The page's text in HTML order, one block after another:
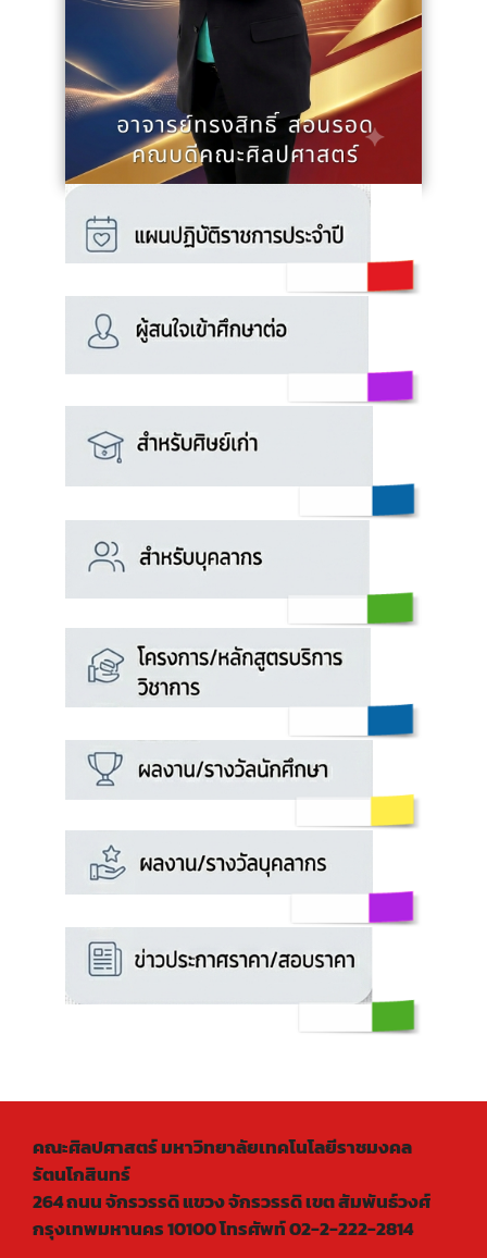
คณะศิลปศาสตร์ มหาวิทยาลัยเทคโนโลยีราชมงคล
รัตนโกสินทร์
264 ถนน จักรวรรดิ แขวง จักรวรรดิ เขต สัมพันธ์วงศ์
กรุงเทพมหานคร 10100 โทรศัพท์ 02-2-222-2814